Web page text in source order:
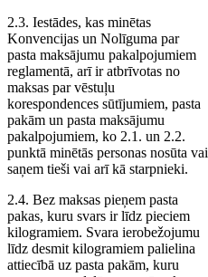
2.3. Iestādes, kas minētas
Konvencijas un Nolīguma par
pasta maksājumu pakalpojumiem
reglamentā, arī ir atbrīvotas no
maksas par vēstuļu
korespondences sūtījumiem, pasta
pakām un pasta maksājumu
pakalpojumiem, ko 2.1. un 2.2.
punktā minētās personas nosūta vai
saņem tieši vai arī kā starpnieki.
2.4. Bez maksas pieņem pasta
pakas, kuru svars ir līdz pieciem
kilogramiem. Svara ierobežojumu
līdz desmit kilogramiem palielina
attiecībā uz pasta pakām, kuru